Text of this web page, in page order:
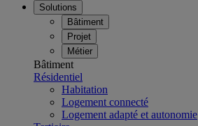
Solutions
Bâtiment
Projet
Métier
Bâtiment
Résidentiel
Habitation
Logement connecté
Logement adapté et autonomie